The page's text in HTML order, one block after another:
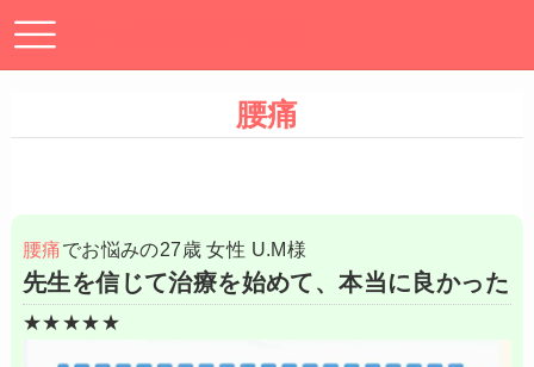
腰痛
腰痛でお悩みの27歳 女性 U.M様
先生を信じて治療を始めて、本当に良かった
★★★★★